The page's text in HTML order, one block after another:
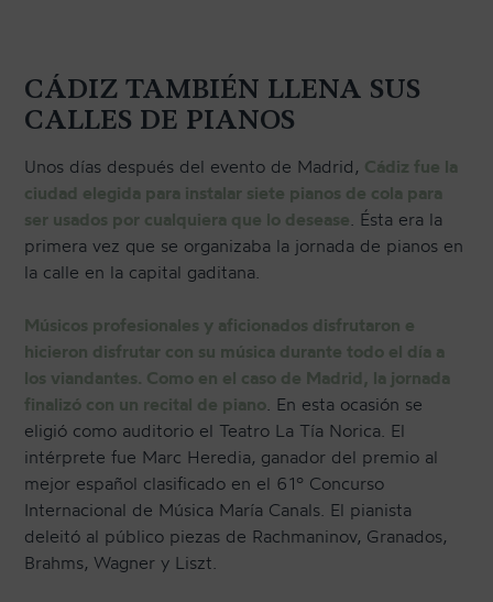
CÁDIZ TAMBIÉN LLENA SUS
CALLES DE PIANOS
Unos días después del evento de Madrid, Cádiz fue la
ciudad elegida para instalar siete pianos de cola para
ser usados por cualquiera que lo desease . Ésta era la
primera vez que se organizaba la jornada de pianos en
la calle en la capital gaditana.
Músicos profesionales y aficionados disfrutaron e
hicieron disfrutar con su música durante todo el día a
los viandantes. Como en el caso de Madrid, la jornada
finalizó con un recital de piano . En esta ocasión se
eligió como auditorio el Teatro La Tía Norica. El
intérprete fue Marc Heredia, ganador del premio al
mejor español clasificado en el 61º Concurso
Internacional de Música María Canals. El pianista
deleitó al público piezas de Rachmaninov, Granados,
Brahms, Wagner y Liszt.